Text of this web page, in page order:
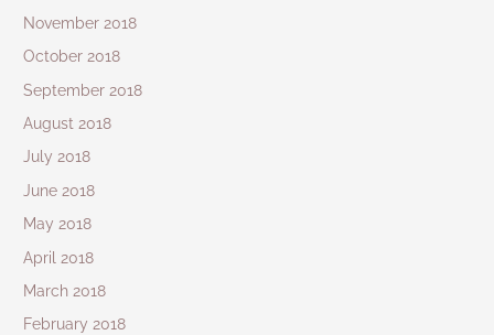
November 2018
October 2018
September 2018
August 2018
July 2018
June 2018
May 2018
April 2018
March 2018
February 2018